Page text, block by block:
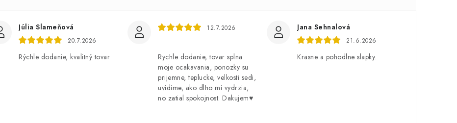
Júlia Slameňová
20.7.2026
Rýchle dodanie, kvalitný tovar
12.7.2026
Rychle dodanie, tovar splna
moje ocakavania, ponozky su
prijemne, teplucke, velkosti sedi,
uvidime, ako dlho mi vydrzia,
no zatial spokojnost. Dakujem♥️
Jana Sehnalová
21.6.2026
Krasne a pohodlne slapky.